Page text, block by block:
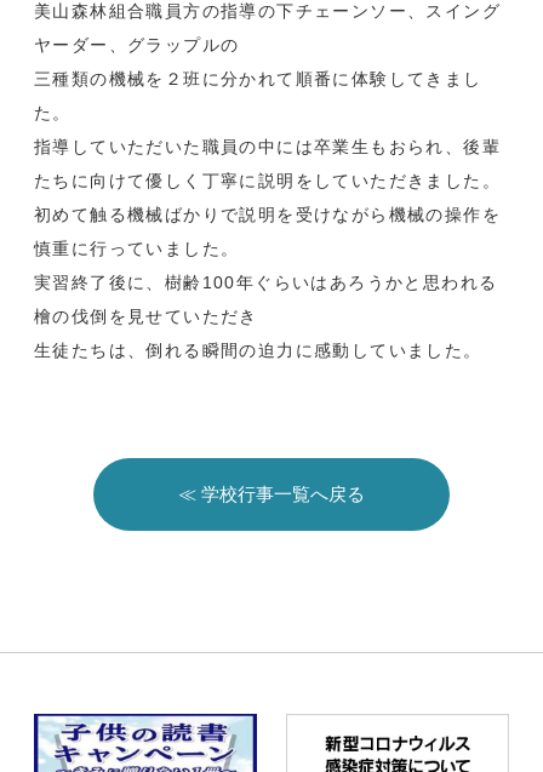
美山森林組合職員方の指導の下チェーンソー、スイング
ヤーダー、グラップルの
三種類の機械を２班に分かれて順番に体験してきまし
た。
指導していただいた職員の中には卒業生もおられ、後輩
たちに向けて優しく丁寧に説明をしていただきました。
初めて触る機械ばかりで説明を受けながら機械の操作を
慎重に行っていました。
実習終了後に、樹齢100年ぐらいはあろうかと思われる
檜の伐倒を見せていただき
生徒たちは、倒れる瞬間の迫力に感動していました。
≪ 学校行事一覧へ戻る